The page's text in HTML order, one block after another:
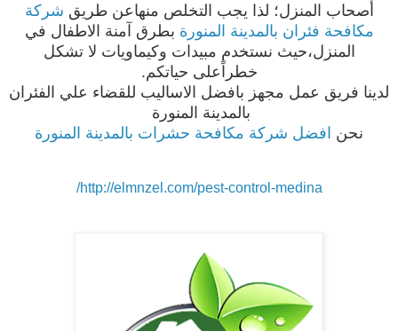
أصحاب المنزل؛ لذا يجب التخلص منهاعن طريق شركة
مكافحة فئران بالمدينة المنورة بطرق آمنة الاطفال في
المنزل،حيث نستخدم مبيدات وكيماويات لا تشكل
خطراًعلى حياتكم.
لدينا فريق عمل مجهز بافضل الاساليب للقضاء علي الفئران
بالمدينة المنورة
نحن افضل شركة مكافحة حشرات بالمدينة المنورة
http://elmnzel.com/pest-control-medina/